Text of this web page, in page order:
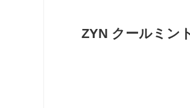
ZYN クールミン